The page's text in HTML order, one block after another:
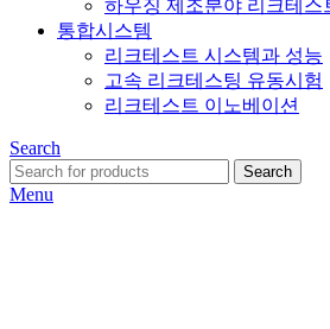
하우징 제조분야 리크테스
통합시스템
리크테스트 시스템과 성능
고속 리크테스팅 유동시험
리크테스트 이노베이션
Search
Search
Menu